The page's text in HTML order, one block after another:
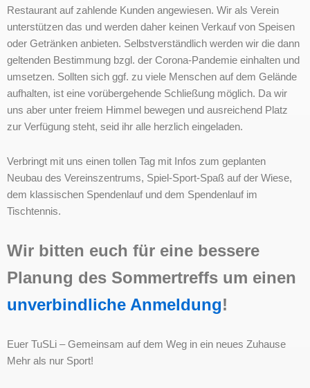
Restaurant auf zahlende Kunden angewiesen. Wir als Verein
unterstützen das und werden daher keinen Verkauf von Speisen
oder Getränken anbieten. Selbstverständlich werden wir die dann
geltenden Bestimmung bzgl. der Corona-Pandemie einhalten und
umsetzen. Sollten sich ggf. zu viele Menschen auf dem Gelände
aufhalten, ist eine vorübergehende Schließung möglich. Da wir
uns aber unter freiem Himmel bewegen und ausreichend Platz
zur Verfügung steht, seid ihr alle herzlich eingeladen.
Verbringt mit uns einen tollen Tag mit Infos zum geplanten
Neubau des Vereinszentrums, Spiel-Sport-Spaß auf der Wiese,
dem klassischen Spendenlauf und dem Spendenlauf im
Tischtennis.
Wir bitten euch für eine bessere
Planung des Sommertreffs um einen
unverbindliche Anmeldung!
Euer TuSLi – Gemeinsam auf dem Weg in ein neues Zuhause
Mehr als nur Sport!